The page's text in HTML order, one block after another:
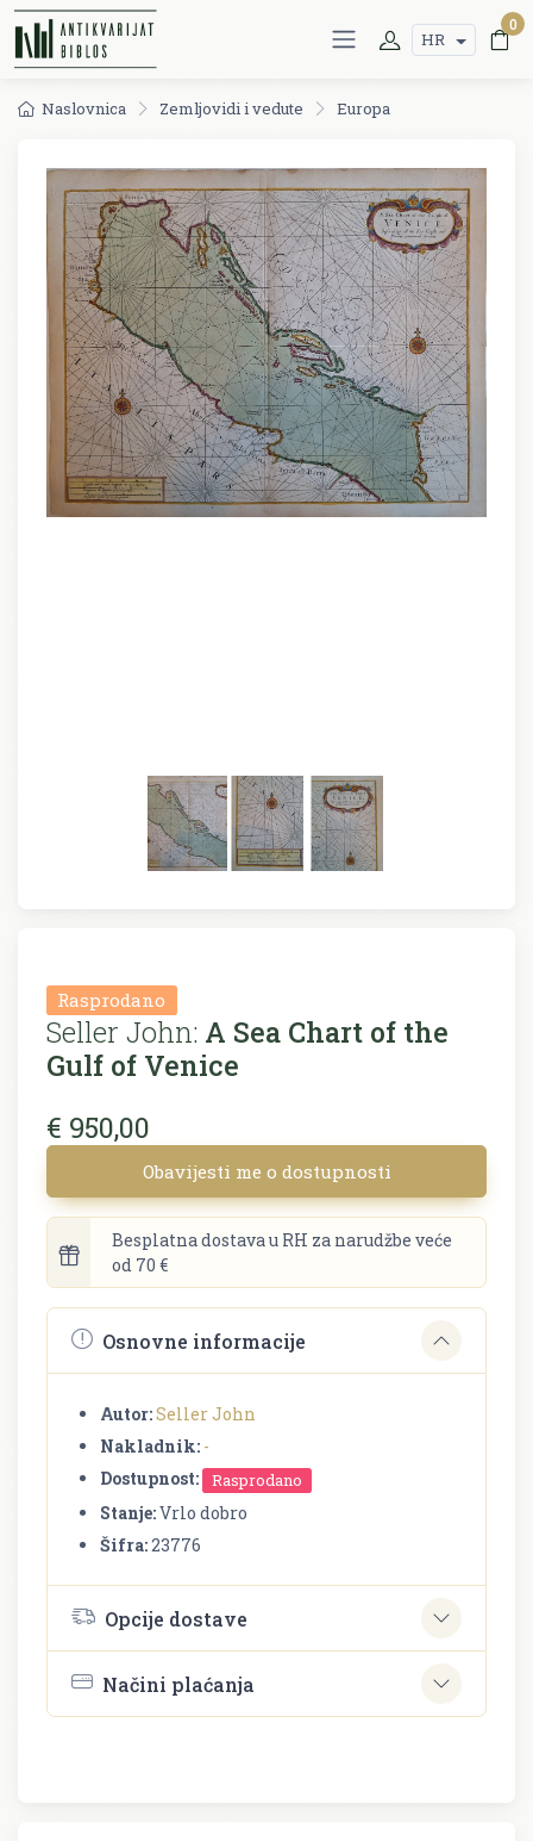
HR
0
Naslovnica Zemljovidi i vedute Europa
Rasprodano
Seller John: A Sea Chart of the
Gulf of Venice
€ 950,00
Obavijesti me o dostupnosti
Besplatna dostava u RH za narudžbe veće
od 70 €
Osnovne informacije
Autor:Seller John
Nakladnik: -
Dostupnost:
Rasprodano
Stanje:Vrlo dobro
Šifra:23776
Opcije dostave
Načini plaćanja